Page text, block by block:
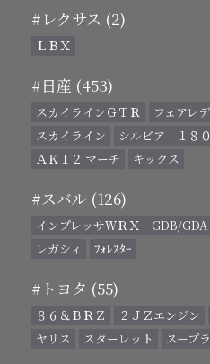
#レクサス (2)
ＬＢＸ
#日産 (453)
スカイラインＧＴＲ フェアレ
スカイライン
シルビア １８
ＡＫ１２ マーチ
キックス
#スバル (126)
インプレッサＷＲＸ GDB/GDA
レガシィ
ﾌｫﾚｽﾀｰ
#トヨタ (55)
８６＆ＢＲＺ ２ＪＺエンジン
ヤリス
スターレット スープラ